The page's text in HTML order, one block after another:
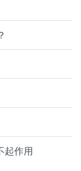
起作用